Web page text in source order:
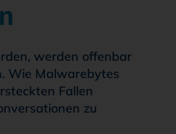
werden offenbar
Wie Malwarebytes
Fallen
zu